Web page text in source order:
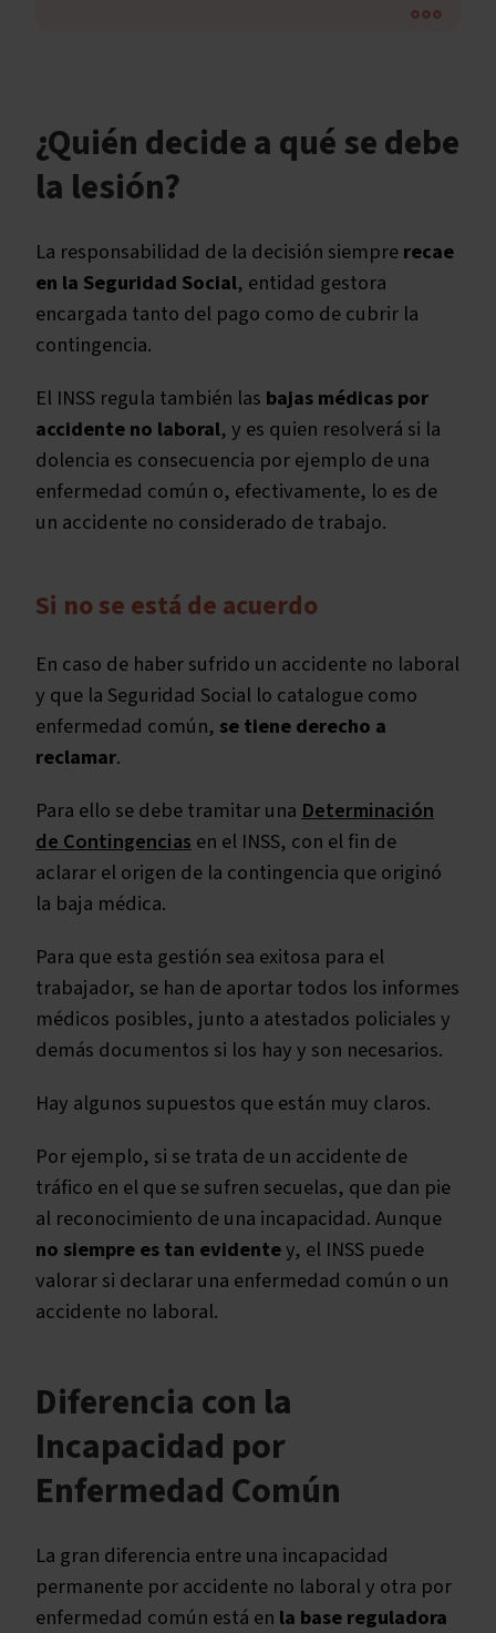
¿Quién decide a qué se debe
la lesión?
La responsabilidad de la decisión siemprerecae
en la Seguridad Social, entidad gestora
encargada tanto del pago como de cubrir la
contingencia.
El INSS regula también las bajas médicas por
accidente no laboral, y es quien resolverá si la
dolencia es consecuencia por ejemplo de una
enfermedad común o, efectivamente, lo es de
un accidente no considerado de trabajo.
Si no se está de acuerdo
En caso de haber sufrido un accidente no laboral
y que la Seguridad Social lo catalogue como
enfermedad común, se tiene derecho a
reclamar.
Para ello se debe tramitar una Determinación
de Contingencias en el INSS, con el fin de
aclarar el origen de la contingencia que originó
la baja médica.
Para que esta gestión sea exitosa para el
trabajador, se han de aportar todos los informes
médicos posibles, junto a atestados policiales y
demás documentos si los hay y son necesarios.
Hay algunos supuestos que están muy claros.
Por ejemplo, si se trata de un accidente de
tráfico en el que se sufren secuelas, que dan pie
al reconocimiento de una incapacidad. Aunque
no siempre es tan evidentey, el INSS puede
valorar si declarar una enfermedad común o un
accidente no laboral.
Diferencia con la
Incapacidad por
Enfermedad Común
La gran diferencia entre una incapacidad
permanente por accidente no laboral y otra por
enfermedad común está en la base reguladora